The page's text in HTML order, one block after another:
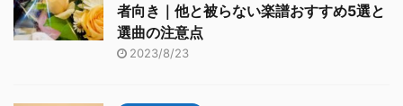
者向き｜他と被らない楽譜おすすめ5選と
選曲の注意点
2023/8/23